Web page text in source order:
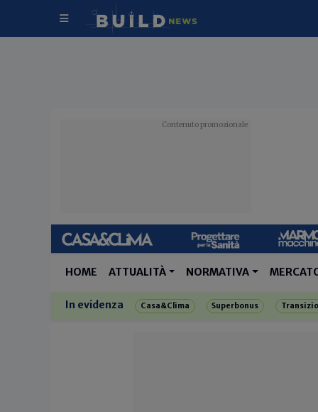
HOME ATTUALITÀ NORMATIVA
In evidenza Casa&Clima Superbonus